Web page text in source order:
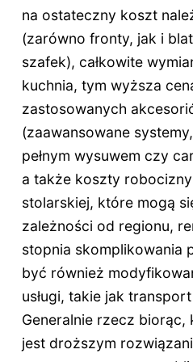
na ostateczny koszt
(zarówno fronty, jak i
szafek), całkowite
kuchnia, tym wyższa
zastosowanych
(zaawansowane
pełnym wysuwem czy
a także koszty
stolarskiej, które mogą
zależności od regionu,
stopnia skomplikowania
być również
usługi, takie jak
Generalnie rzecz biorąc,
jest droższym